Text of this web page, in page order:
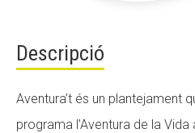
Descripció
Aventura’t és un plantejament
programa l’Aventura de la
SUPORT